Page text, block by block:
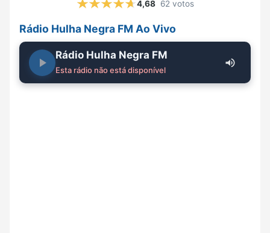
4,68 62 votos
Rádio Hulha Negra FM Ao Vivo
Rádio Hulha Negra FM
Esta rádio não está disponível